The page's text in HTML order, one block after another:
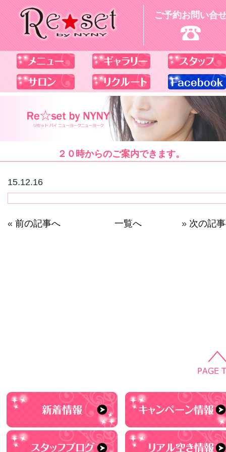
ご予約お問い合
２０時からのご案内できます。
15.12.16
« 前の記事へ 一覧へ » 次の記